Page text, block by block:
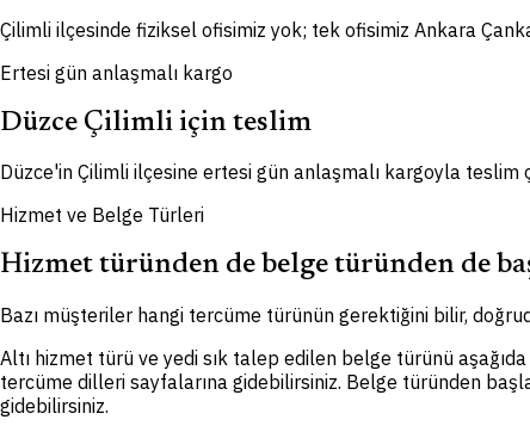
Çilimli ilçesinde fiziksel ofisimiz yok; tek ofisimiz Ankara
Ertesi gün anlaşmalı kargo
Düzce Çilimli için teslim
Düzce'in Çilimli ilçesine ertesi gün anlaşmalı kargoyla
Hizmet ve Belge Türleri
Hizmet türünden de belge türünden de
Bazı müşteriler hangi tercüme türünün gerektiğini bilir,
Altı hizmet türü ve yedi sık talep edilen belge türünü
tercüme dilleri sayfalarına gidebilirsiniz. Belge türünden
gidebilirsiniz.